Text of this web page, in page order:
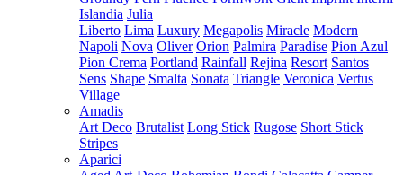
Islandia Julia
Liberto Lima Luxury Megapolis Miracle Modern
Napoli Nova Oliver Orion Palmira Paradise Pion Azul
Pion Crema Portland Rainfall Rejina Resort Santos
Sens Shape Smalta Sonata Triangle Veronica Vertus
Village
Amadis
Art Deco Brutalist Long Stick Rugose Short Stick
Stripes
Aparici